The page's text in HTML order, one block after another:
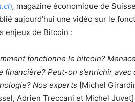
, magazine économique de
aujourd’hui une vidéo sur le
enjeux de Bitcoin :
fonctionne le bitcoin?
financière? Peut-on s’enrichir avec
Nos experts [Michel
Adrien Treccani et Michel Juvet]